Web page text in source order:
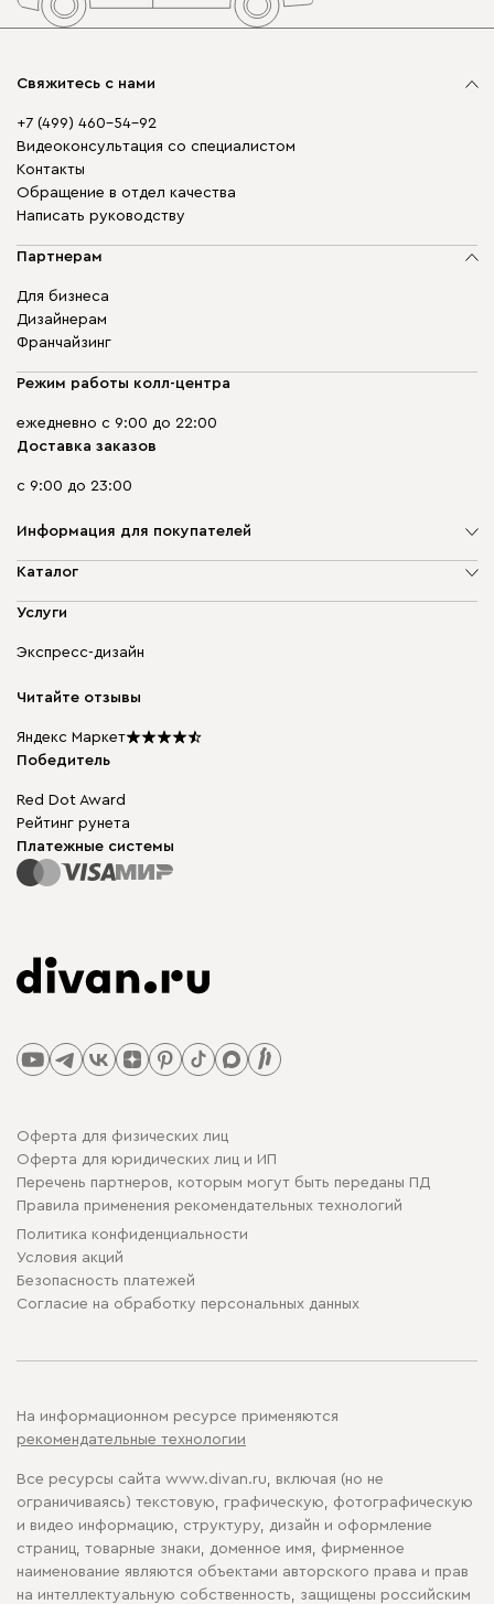
Свяжитесь с нами
+7 (499) 460-54-92
Видеоконсультация со специалистом
Контакты
Обращение в отдел качества
Написать руководству
Партнерам
Для бизнеса
Дизайнерам
Франчайзинг
Режим работы колл-центра
ежедневно с 9:00 до 22:00
Доставка заказов
с 9:00 до 23:00
Информация для покупателей
О компании
Доставка и оплата
диван.клуб
Карьера
Подарочные сертификаты
Мы в прессе
Каталог
Мягкая мебель
Бескаркасная мебель
Столы и стулья
Услуги
Экспресс-дизайн
Читайте отзывы
Яндекс Маркет
Победитель
Red Dot Award
Рейтинг рунета
Платежные системы
Оферта для физических лиц
Оферта для юридических лиц и ИП
Перечень партнеров, которым могут быть переданы ПД
Правила применения рекомендательных технологий
Политика конфиденциальности
Условия акций
Безопасность платежей
Cогласие на обработку персональных данных
На информационном ресурсе применяются
рекомендательные технологии
Все ресурсы сайта www.divan.ru, включая (но не
ограничиваясь) текстовую, графическую, фотографическую
и видео информацию, структуру, дизайн и оформление
страниц, товарные знаки, доменное имя, фирменное
наименование являются объектами авторского права и прав
на интеллектуальную собственность, защищены российским